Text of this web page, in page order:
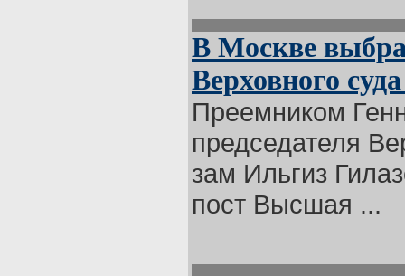
В Москве
Верховного
Преемником
председателя
зам Ильгиз
пост Высшая ...